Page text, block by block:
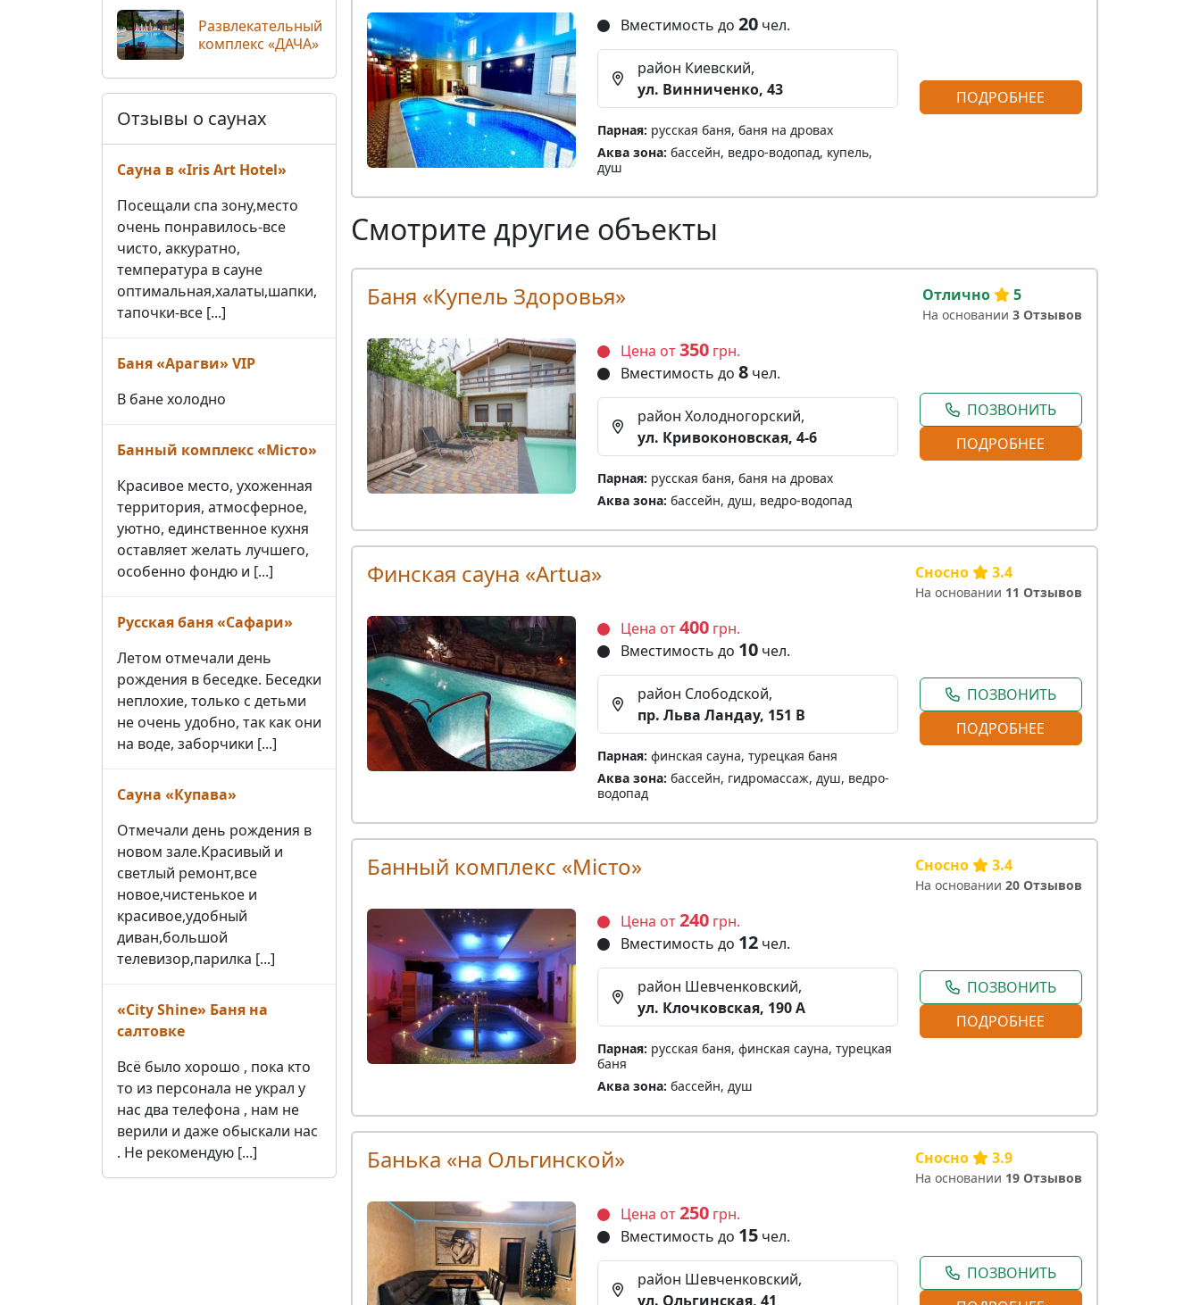
Вместимость до 20чел.
район Киевский,
ул. Винниченко, 43
Парная: русская баня, баня на дровах
Аква зона: бассейн, ведро-водопад, купель,
душ
ПОДРОБНЕЕ
Смотрите другие объекты
Баня «Купель Здоровья» Отлично 5
На основании 3 Отзывов
Цена от350грн.
Вместимость до 8чел.
район Холодногорский,
ул. Кривоконовская, 4-6
Парная: русская баня, баня на дровах
Аква зона: бассейн, душ, ведро-водопад
ПОЗВОНИТЬ
ПОДРОБНЕЕ
Финская сауна «Artua» Сносно 3.4
На основании 11 Отзывов
Цена от400грн.
Вместимость до 10чел.
район Слободской,
пр. Льва Ландау, 151 В
Парная: финская сауна, турецкая баня
Аква зона: бассейн, гидромассаж, душ, ведро-
водопад
ПОЗВОНИТЬ
ПОДРОБНЕЕ
Банный комплекс «Місто» Сносно 3.4
На основании 20 Отзывов
Цена от240грн.
Вместимость до 12чел.
район Шевченковский,
ул. Клочковская, 190 А
Парная: русская баня, финская сауна, турецкая
баня
Аква зона: бассейн, душ
ПОЗВОНИТЬ
ПОДРОБНЕЕ
Банька «на Ольгинской» Сносно 3.9
На основании 19 Отзывов
Цена от250грн.
Вместимость до 15чел.
район Шевченковский,
ул. Ольгинская, 41
ПОЗВОНИТЬ
Развлекательный
комплекс «ДАЧА»
Отзывы о саунах
Сауна в «Iris Art Hotel»
Посещали спа зону,место
очень понравилось-все
чисто, аккуратно,
температура в сауне
оптимальная,халаты,шапки,
тапочки-все [...]
Баня «Арагви» VIP
В бане холодно
Банный комплекс «Місто»
Красивое место, ухоженная
территория, атмосферное,
уютно, единственное кухня
оставляет желать лучшего,
особенно фондю и [...]
Русская баня «Сафари»
Летом отмечали день
рождения в беседке. Беседки
неплохие, только с детьми
не очень удобно, так как они
на воде, заборчики [...]
Сауна «Купава»
Отмечали день рождения в
новом зале.Красивый и
светлый ремонт,все
новое,чистенькое и
красивое,удобный
диван,большой
телевизор,парилка [...]
«City Shine» Баня на
салтовке
Всё было хорошо , пока кто
то из персонала не украл у
нас два телефона , нам не
верили и даже обыскали нас
. Не рекомендую [...]